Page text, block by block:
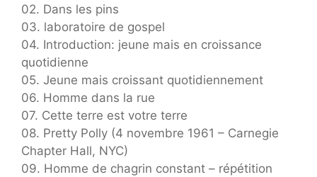
02. Dans les pins
03. laboratoire de gospel
04. Introduction: jeune mais en croissance
quotidienne
05. Jeune mais croissant quotidiennement
06. Homme dans la rue
07. Cette terre est votre terre
08. Pretty Polly (4 novembre 1961 – Carnegie
Chapter Hall, NYC)
09. Homme de chagrin constant – répétition